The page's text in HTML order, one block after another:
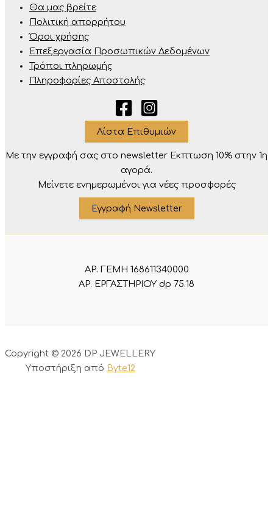
Θα μας βρείτε
Πολιτική απορρήτου
Όροι χρήσης
Επεξεργασία Προσωπικών Δεδομένων
Τρόποι πληρωμής
Πληροφορίες Αποστολής
Λίστα Επιθυμιών
Με την εγγραφή σας στο newsletter Eκπτωση 10% στην 1η
αγορά.
Μείνετε ενημερωμένοι για νέες προσφορές
Εγγραφή Newsletter
ΑΡ. ΓΕΜΗ 168611340000
ΑΡ. ΕΡΓΑΣΤΗΡΙΟΥ dp 75.18
Copyright © 2026 DP JEWELLERY
Υποστήριξη από Byte12